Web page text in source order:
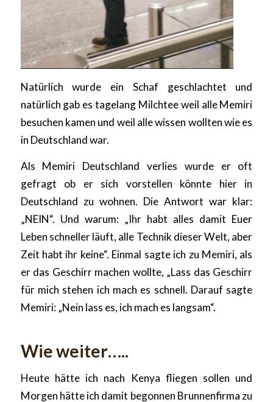
Natürlich wurde ein Schaf geschlachtet und
natürlich gab es tagelang Milchtee weil alle Memiri
besuchen kamen und weil alle wissen wollten wie es
in Deutschland war.
Als Memiri Deutschland verlies wurde er oft
gefragt ob er sich vorstellen könnte hier in
Deutschland zu wohnen. Die Antwort war klar:
„NEIN“. Und warum: „Ihr habt alles damit Euer
Leben schneller läuft, alle Technik dieser Welt, aber
Zeit habt ihr keine“. Einmal sagte ich zu Memiri, als
er das Geschirr machen wollte, „Lass das Geschirr
für mich stehen ich mach es schnell. Darauf sagte
Memiri: „Nein lass es, ich mach es langsam“.
Wie weiter…..
Heute hätte ich nach Kenya fliegen sollen und
Morgen hätte ich damit begonnen Brunnenfirma zu